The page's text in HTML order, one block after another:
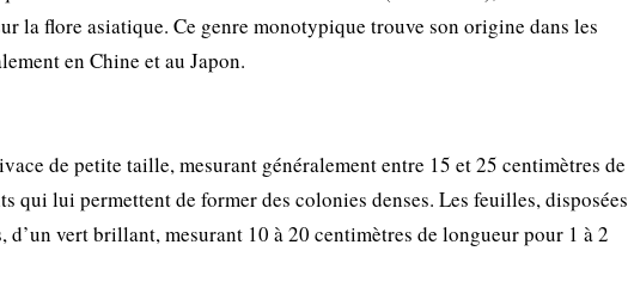
la flore asiatique. Ce genre monotypique trouve son origine dans les
en Chine et au Japon.
de petite taille, mesurant généralement entre 15 et 25 centimètres de
qui lui permettent de former des colonies denses. Les feuilles, disposées
d’un vert brillant, mesurant 10 à 20 centimètres de longueur pour 1 à 2